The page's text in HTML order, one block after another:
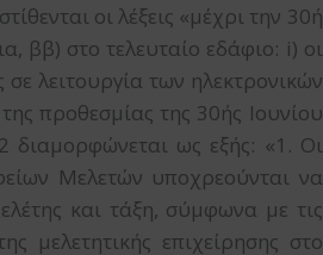
οι λέξεις «μέχρι την 30ή
ββ) στο τελευταίο εδάφιο: i) οι
λειτουργία των ηλεκτρονικών
προθεσμίας της 30ής Ιουνίου
διαμορφώνεται ως εξής: «1. Οι
Μελετών υποχρεούνται να
και τάξη, σύμφωνα με τις
μελετητικής επιχείρησης στο